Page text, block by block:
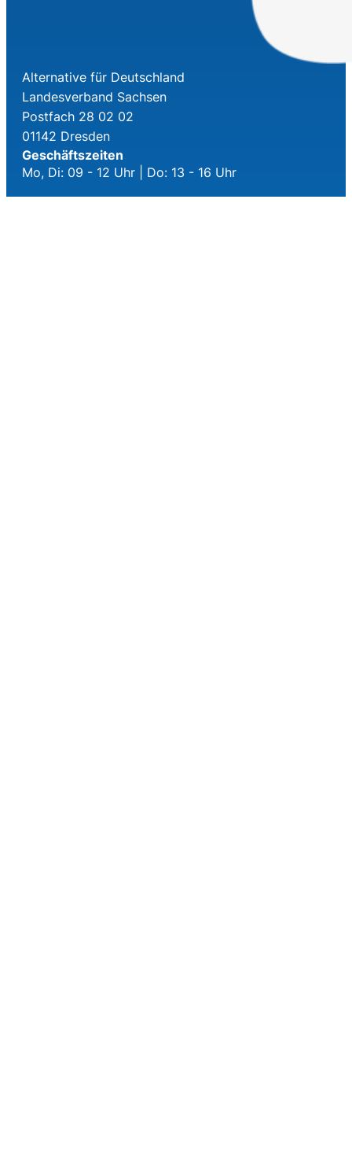
Alternative für Deutschland
Landesverband Sachsen
Postfach 28 02 02
01142 Dresden
Geschäftszeiten
Mo, Di: 09 - 12 Uhr | Do: 13 - 16 Uhr